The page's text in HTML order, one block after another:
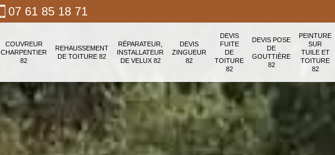
07 61 85 18 71
COUVREUR
CHARPENTIER
82
REHAUSSEMENT
DE TOITURE 82
RÉPARATEUR,
INSTALLATEUR
DE VELUX 82
DEVIS
ZINGUEUR
82
DEVIS
FUITE
DE
TOITURE
82
DEVIS POSE
DE
GOUTTIÈRE
82
PEINTURE
SUR
TUILE ET
TOITURE
82